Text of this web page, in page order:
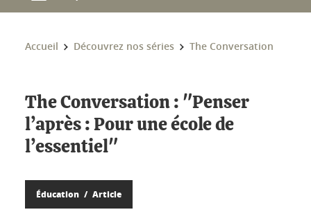
Vous êtes ici :
Accueil Découvrez nos séries The Conversation
The Conversation : "Penser
l’après : Pour une école de
l’essentiel"
Éducation Article